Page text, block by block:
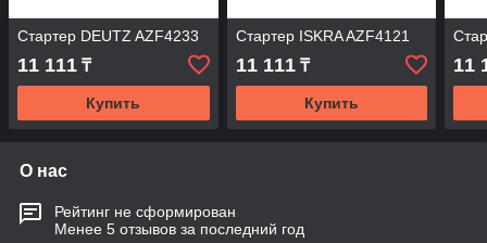
Стартер DEUTZ AZF4233
11 111 ₸
Купить
Стартер ISKRA AZF4121
11 111₸
Купить
11
О нас
Рейтинг не сформирован
Менее 5 отзывов за последний год